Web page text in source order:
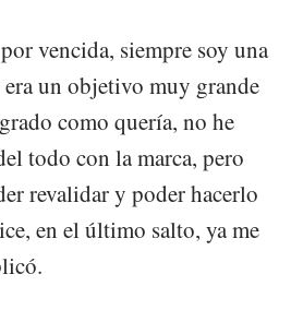
vencida, siempre soy una
un objetivo muy grande
como quería, no he
todo con la marca, pero
revalidar y poder hacerlo
en el último salto, ya me